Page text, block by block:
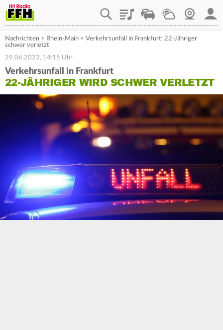
PlaylistStaupilotWetterWebcam
Nachrichten > Rhein-Main > Verkehrsunfall in Frankfurt: 22-Jähriger
schwer verletzt
29.06.2023, 14:15 Uhr
Verkehrsunfall in Frankfurt
22-JÄHRIGER WIRD SCHWER VERLETZT